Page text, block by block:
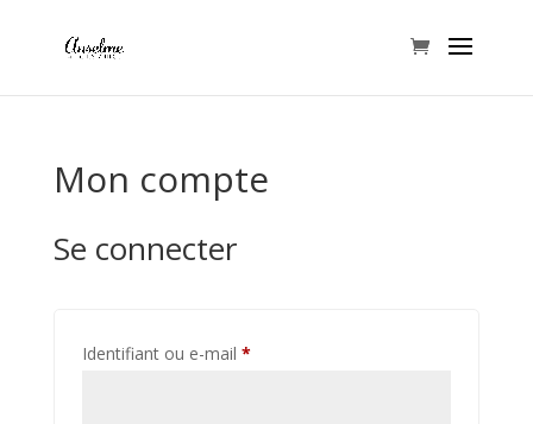
Mon compte
Se connecter
Identifiant ou e-mail *Obligatoire